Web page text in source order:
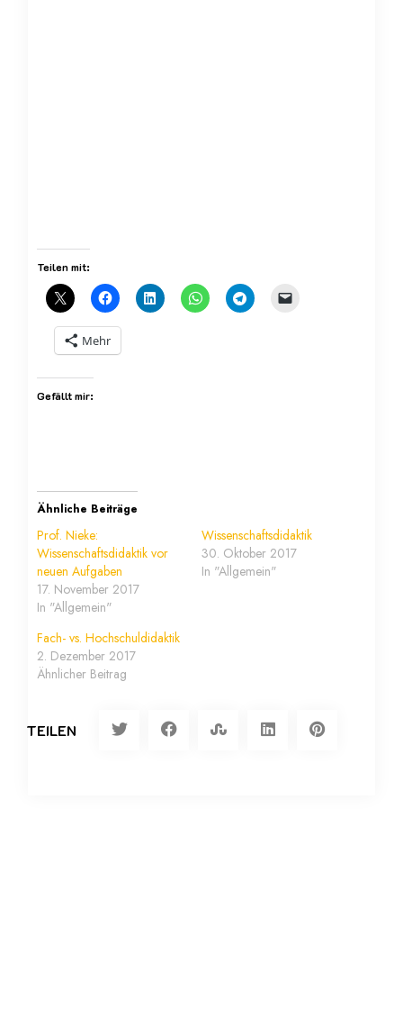
Teilen mit:
Mehr
Gefällt mir:
Ähnliche Beiträge
Prof. Nieke:
Wissenschaftsdidaktik vor
neuen Aufgaben
17. November 2017
In "Allgemein"
Wissenschaftsdidaktik
30. Oktober 2017
In "Allgemein"
Fach- vs. Hochschuldidaktik
2. Dezember 2017
Ähnlicher Beitrag
TEILEN